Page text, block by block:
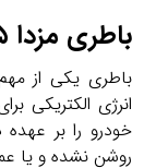
باطری مزدا CX-۵
باطری یکی از
انرژی الکتریکی
خودرو را بر
روشن نشده و یا